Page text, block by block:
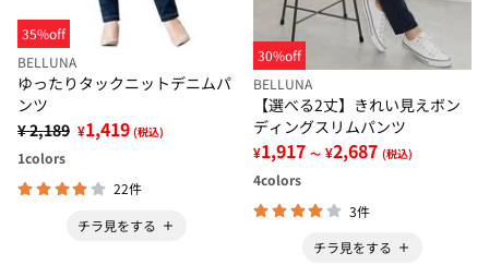
35%off
BELLUNA
ゆったりタックニットデニムパ
ンツ
¥ 2,189 ¥1,419 (税込)
1colors
22件
チラ見をする
30%off
BELLUNA
【選べる2丈】きれい見えボン
ディングスリムパンツ
¥1,917 ～ ¥2,687 (税込)
4colors
3件
チラ見をする